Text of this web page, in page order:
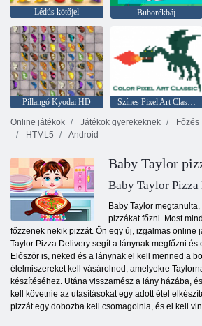
Lédús kötőjel Buborékbáj
Pillangó Kyodai HD Színes Pixel Art Classic
Online játékok
Játékok gyerekeknek Főzés
HTML5
Android
Baby Taylor
Baby Taylor
Baby Taylor
pizzákat főzni. Most
főzzenek nekik pizzát. Ön egy új, izgalmas online
Taylor Pizza Delivery segít a lánynak megfőzni és
Először is, neked és a lánynak el kell menned a
élelmiszereket kell vásárolnod, amelyekre
készítéséhez. Utána visszamész a lány házába,
kell követnie az utasításokat egy adott étel
pizzát egy dobozba kell csomagolnia, és el kell